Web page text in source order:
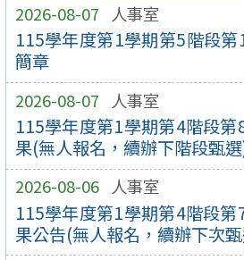
2026-08-07 人事室
115學年度第1學期第5階段
簡章
2026-08-07 人事室
115學年度第1學期第4階段
果(無人報名，續辦下階段甄
2026-08-06 人事室
115學年度第1學期第4階段
果公告(無人報名，續辦下次